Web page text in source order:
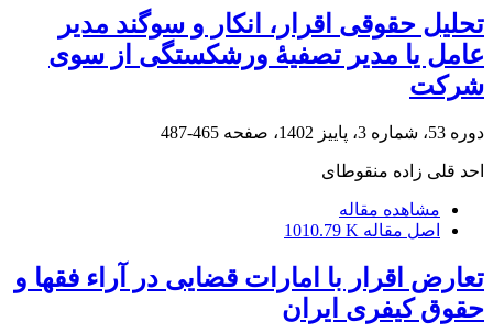
تحلیل حقوقی اقرار، انکار و سوگند مدیر
عامل یا مدیر تصفیۀ ورشکستگی از سوی
شرکت
دوره 53، شماره 3، پاییز 1402، صفحه 465-487
احد قلی زاده منقوطای
مشاهده مقاله
اصل مقاله 1010.79 K
تعارض اقرار با امارات قضایی در آراء فقها و
حقوق کیفری ایران